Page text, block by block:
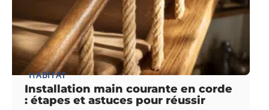
HABITAT
Installation main courante en corde
: étapes et astuces pour réussir